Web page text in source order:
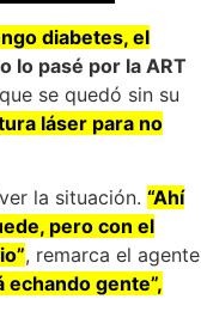
diabetes, el
lo pasé por la ART
se quedó sin su
láser para no
la situación. “Ahí
pero con el
, remarca el agente
echando gente”,